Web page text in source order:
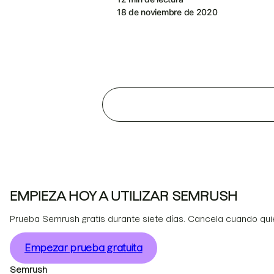
18 de noviembre de 2020
EMPIEZA HOY A UTILIZAR SEMRUSH
Prueba Semrush gratis durante siete días. Cancela cuando
Empezar prueba gratuita
Semrush